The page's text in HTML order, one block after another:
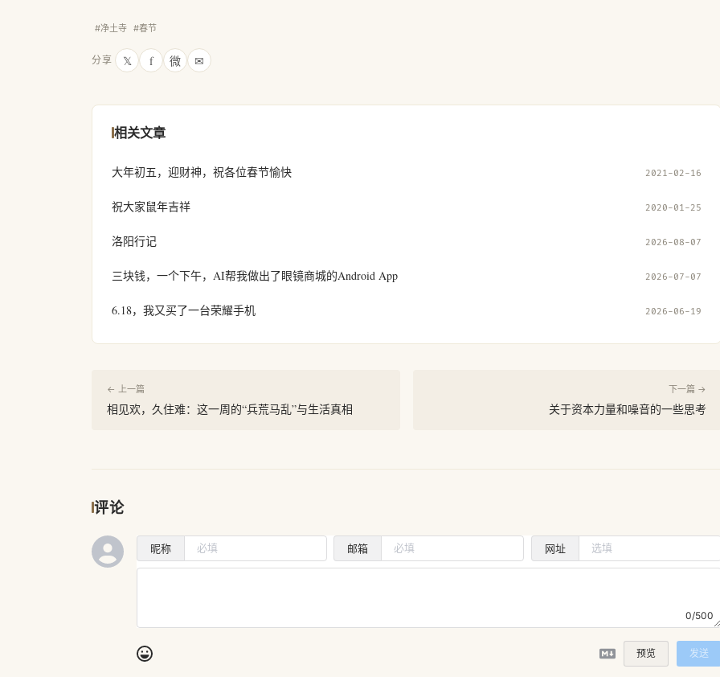
#净土寺 #春节
分享 𝕏 f 微 ✉
相关文章
大年初五，迎财神，祝各位春节愉快 2021-02-16
祝大家鼠年吉祥 2020-01-25
洛阳行记 2026-08-07
三块钱，一个下午，AI帮我做出了眼镜商城的Android App 2026-07-07
6.18，我又买了一台荣耀手机 2026-06-19
← 上一篇
相见欢，久住难：这一周的“兵荒马乱”与生活真相
下一篇 →
关于资本力量和噪音的一些思考
评论
昵称 邮箱 网址
0/500
预览 发送